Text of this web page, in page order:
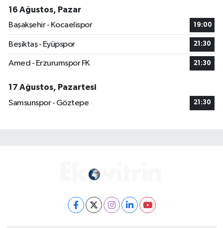
16 Ağustos, Pazar
Başakşehir - Kocaelispor
19:00
Beşiktaş - Eyüpspor 21:30
Amed - Erzurumspor FK 21:30
17 Ağustos, Pazartesi
Samsunspor - Göztepe
21:30